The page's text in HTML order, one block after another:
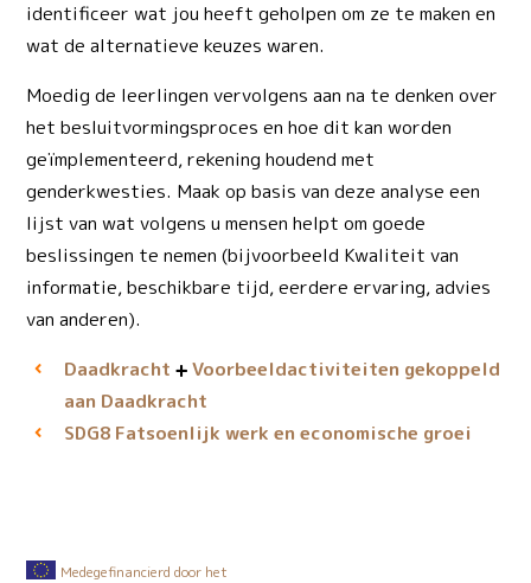
identificeer wat jou heeft geholpen om ze te maken en
wat de alternatieve keuzes waren.
Moedig de leerlingen vervolgens aan na te denken over
het besluitvormingsproces en hoe dit kan worden
geïmplementeerd, rekening houdend met
genderkwesties. Maak op basis van deze analyse een
lijst van wat volgens u mensen helpt om goede
beslissingen te nemen (bijvoorbeeld Kwaliteit van
informatie, beschikbare tijd, eerdere ervaring, advies
van anderen).
Daadkracht
Voorbeeld­activiteiten gekoppeld
aan Daadkracht
SDG8Fatsoenlijk werk en economische groei
Medegefinancierd door het